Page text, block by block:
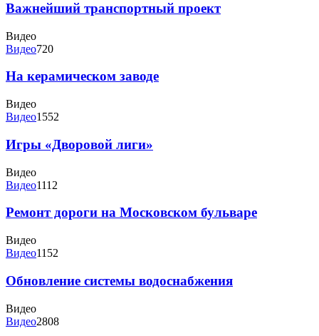
Важнейший транспортный проект
Видео
Видео720
На керамическом заводе
Видео
Видео1552
Игры «Дворовой лиги»
Видео
Видео1112
Ремонт дороги на Московском бульваре
Видео
Видео1152
Обновление системы водоснабжения
Видео
Видео2808